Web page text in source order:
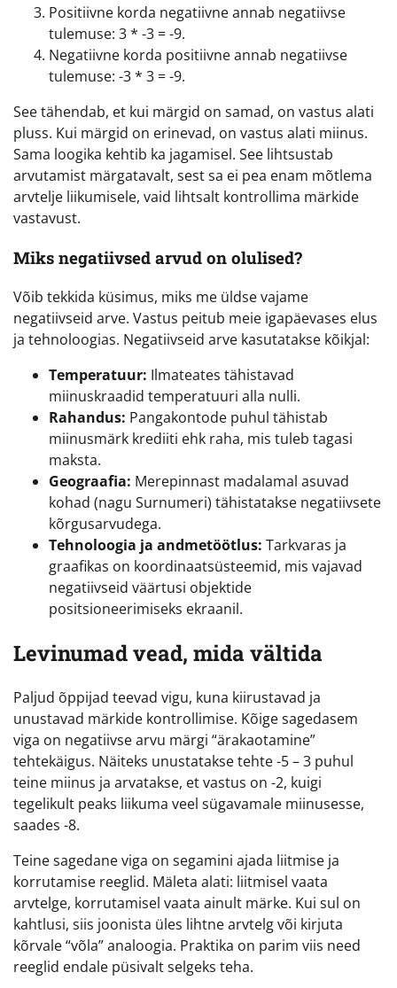
Positiivne korda negatiivne annab negatiivse
tulemuse: 3 * -3 = -9.
Negatiivne korda positiivne annab negatiivse
tulemuse: -3 * 3 = -9.
See tähendab, et kui märgid on samad, on vastus alati
pluss. Kui märgid on erinevad, on vastus alati miinus.
Sama loogika kehtib ka jagamisel. See lihtsustab
arvutamist märgatavalt, sest sa ei pea enam mõtlema
arvtelje liikumisele, vaid lihtsalt kontrollima märkide
vastavust.
Miks negatiivsed arvud on olulised?
Võib tekkida küsimus, miks me üldse vajame
negatiivseid arve. Vastus peitub meie igapäevases elus
ja tehnoloogias. Negatiivseid arve kasutatakse kõikjal:
Temperatuur: Ilmateates tähistavad
miinuskraadid temperatuuri alla nulli.
Rahandus: Pangakontode puhul tähistab
miinusmärk krediiti ehk raha, mis tuleb tagasi
maksta.
Geograafia: Merepinnast madalamal asuvad
kohad (nagu Surnumeri) tähistatakse negatiivsete
kõrgusarvudega.
Tehnoloogia ja andmetöötlus: Tarkvaras ja
graafikas on koordinaatsüsteemid, mis vajavad
negatiivseid väärtusi objektide
positsioneerimiseks ekraanil.
Levinumad vead, mida vältida
Paljud õppijad teevad vigu, kuna kiirustavad ja
unustavad märkide kontrollimise. Kõige sagedasem
viga on negatiivse arvu märgi “ärakaotamine”
tehtekäigus. Näiteks unustatakse tehte -5 – 3 puhul
teine miinus ja arvatakse, et vastus on -2, kuigi
tegelikult peaks liikuma veel sügavamale miinusesse,
saades -8.
Teine sagedane viga on segamini ajada liitmise ja
korrutamise reeglid. Mäleta alati: liitmisel vaata
arvtelge, korrutamisel vaata ainult märke. Kui sul on
kahtlusi, siis joonista üles lihtne arvtelg või kirjuta
kõrvale “võla” analoogia. Praktika on parim viis need
reeglid endale püsivalt selgeks teha.